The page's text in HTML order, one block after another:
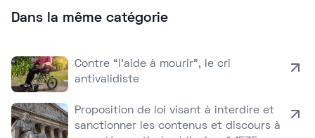
Dans la même catégorie
Contre “l’aide à mourir”, le cri
antivalidiste
Proposition de loi visant à interdire et
sanctionner les contenus et discours à